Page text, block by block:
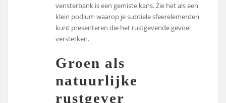
vensterbank is een gemiste kans. Zie het als een
klein podium waarop je subtiele sfeerelementen
kunt presenteren die het rustgevende gevoel
versterken.
Groen als
natuurlijke
rustgever